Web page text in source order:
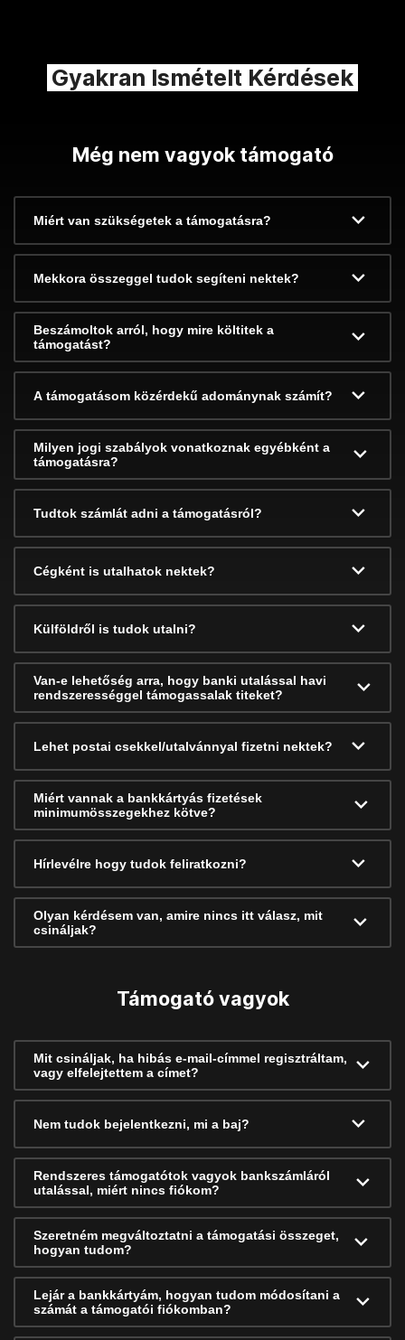
Gyakran Ismételt Kérdések
Még nem vagyok támogató
Miért van szükségetek a támogatásra?
Mekkora összeggel tudok segíteni nektek?
Beszámoltok arról, hogy mire költitek a
támogatást?
A támogatásom közérdekű adománynak számít?
Milyen jogi szabályok vonatkoznak egyébként a
támogatásra?
Tudtok számlát adni a támogatásról?
Cégként is utalhatok nektek?
Külföldről is tudok utalni?
Van-e lehetőség arra, hogy banki utalással havi
rendszerességgel támogassalak titeket?
Lehet postai csekkel/utalvánnyal fizetni nektek?
Miért vannak a bankkártyás fizetések
minimumösszegekhez kötve?
Hírlevélre hogy tudok feliratkozni?
Olyan kérdésem van, amire nincs itt válasz, mit
csináljak?
Támogató vagyok
Mit csináljak, ha hibás e-mail-címmel regisztráltam,
vagy elfelejtettem a címet?
Nem tudok bejelentkezni, mi a baj?
Rendszeres támogatótok vagyok bankszámláról
utalással, miért nincs fiókom?
Szeretném megváltoztatni a támogatási összeget,
hogyan tudom?
Lejár a bankkártyám, hogyan tudom módosítani a
számát a támogatói fiókomban?